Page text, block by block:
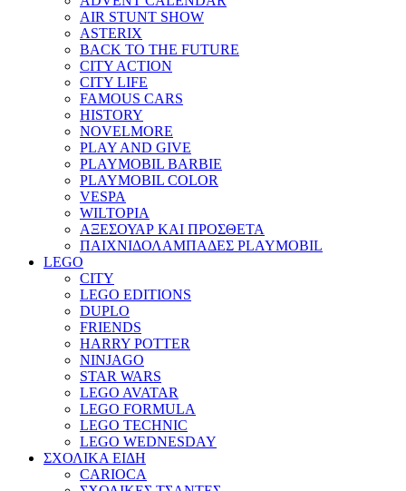
AIR STUNT SHOW
ASTERIX
BACK TO THE FUTURE
CITY ACTION
CITY LIFE
FAMOUS CARS
HISTORY
NOVELMORE
PLAY AND GIVE
PLAYMOBIL BARBIE
PLAYMOBIL COLOR
VESPA
WILTOPIA
ΑΞΕΣΟΥΑΡ ΚΑΙ ΠΡΟΣΘΕΤΑ
ΠΑΙΧΝΙΔΟΛΑΜΠΑΔΕΣ PLAYMOBIL
LEGO
CITY
LEGO EDITIONS
DUPLO
FRIENDS
HARRY POTTER
NINJAGO
STAR WARS
LEGO AVATAR
LEGO FORMULA
LEGO TECHNIC
LEGO WEDNESDAY
ΣΧΟΛΙΚΑ ΕΙΔΗ
CARIOCA